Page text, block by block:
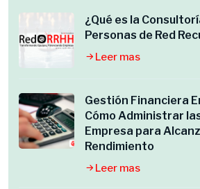
¿Qué es la
Personas de Red
Leer mas
Gestión Financiera
Cómo Administrar
Empresa para
Rendimiento
Leer mas